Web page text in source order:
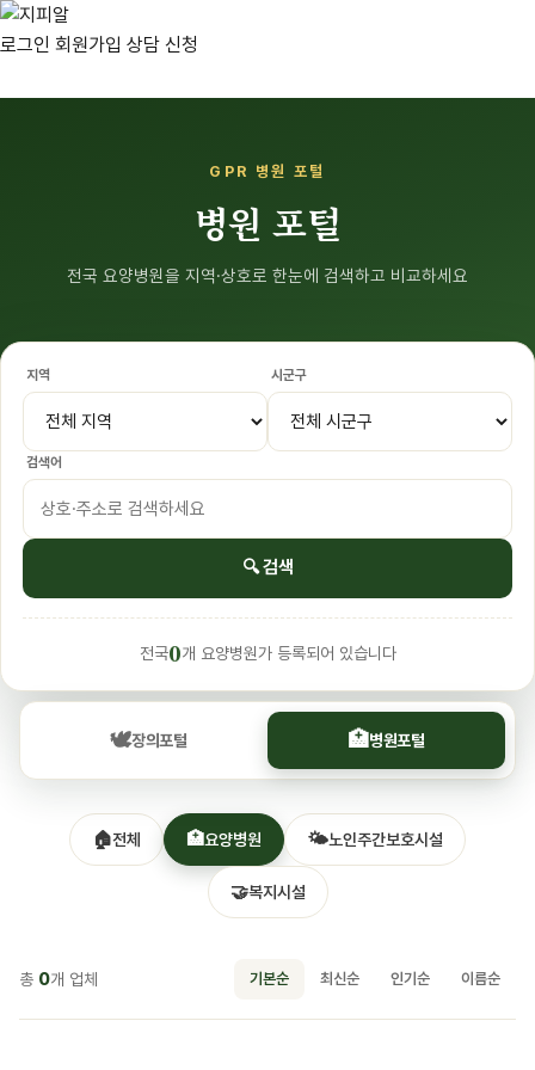
로그인 회원가입 상담 신청
GPR 병원 포털
병원 포털
전국 요양병원을 지역·상호로 한눈에 검색하고 비교하세요
지역 시군구
검색어
🔍 검색
전국0개 요양병원가 등록되어 있습니다
🕊️장의포털 🏥병원포털
🏠전체 🏥요양병원 🌤️노인주간보호시설
🤝복지시설
총 0개 업체 기본순 최신순 인기순 이름순